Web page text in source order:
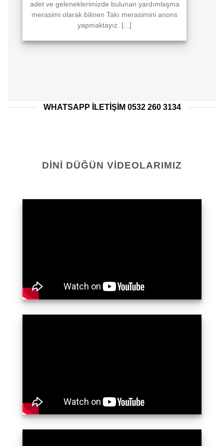
adet ve geleneklerimizde bulunan yardımlaşma
merasimi olarak bilinen Takı merasimini anons
yapmaktayız. [...]
WHATSAPP ILETIŞIM 0532 260 3134
DINI DÜĞÜN VIDEOLARIMIZ